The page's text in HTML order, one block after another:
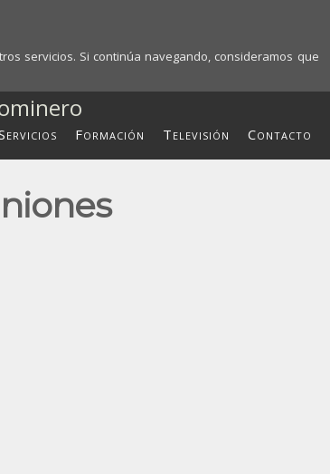
servicios. Si continúa navegando, consideramos que
Formación Televisión Contacto